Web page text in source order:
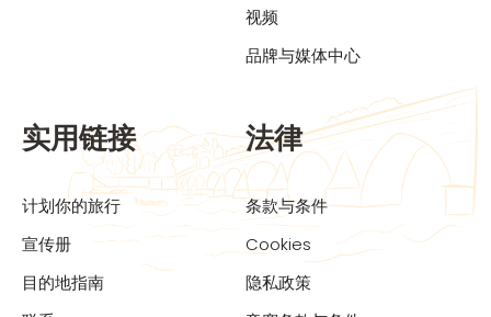
视频
品牌与媒体中心
实用链接
计划你的旅行
宣传册
目的地指南
法律
条款与条件
Cookies
隐私政策